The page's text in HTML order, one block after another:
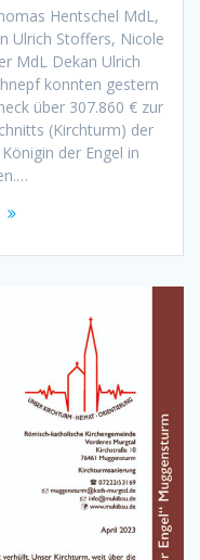
Hentschel MdL,
Ulrich Stoffers, Nicole
MdL Dekan Ulrich
konnten gestern
über 307.860 € zur
(Kirchturm) der
der Engel in